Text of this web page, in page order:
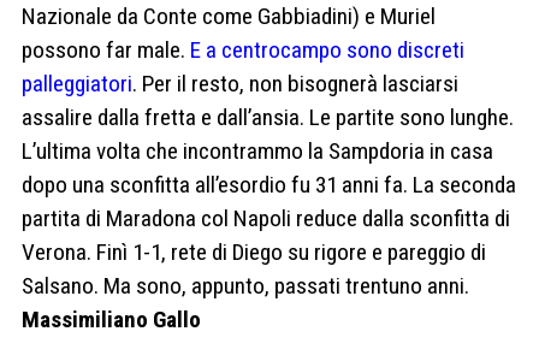
Nazionale da Conte come Gabbiadini) e Muriel
possono far male. E a centrocampo sono discreti
palleggiatori. Per il resto, non bisognerà lasciarsi
assalire dalla fretta e dall’ansia. Le partite sono lunghe.
L’ultima volta che incontrammo la Sampdoria in casa
dopo una sconfitta all’esordio fu 31 anni fa. La seconda
partita di Maradona col Napoli reduce dalla sconfitta di
Verona. Finì 1-1, rete di Diego su rigore e pareggio di
Salsano. Ma sono, appunto, passati trentuno anni.
Massimiliano Gallo